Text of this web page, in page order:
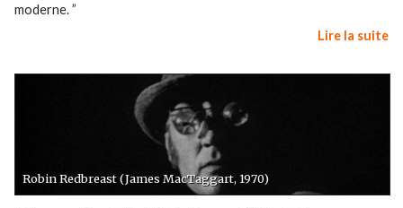
moderne. ”
Lire la suite
Robin Redbreast (James MacTaggart, 1970)